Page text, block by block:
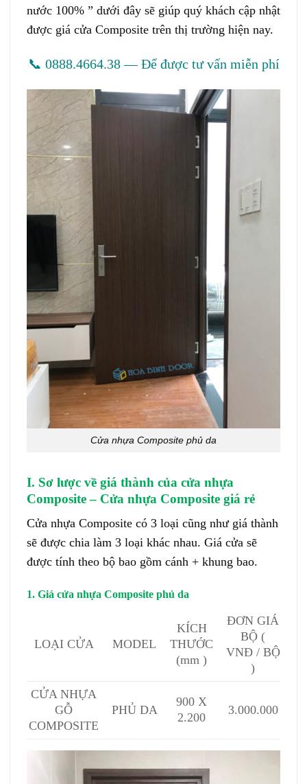
nước 100% ” dưới đây sẽ giúp quý khách cập nhật
được giá cửa Composite trên thị trường hiện nay.
📞 0888.4664.38 — Để được tư vấn miễn phí
Cửa nhựa Composite phủ da
I. Sơ lược về giá thành của cửa nhựa
Composite– Cửa nhựa Composite giá rẻ
Cửa nhựa Composite có 3 loại cũng như giá thành
sẽ được chia làm 3 loại khác nhau. Giá cửa sẽ
được tính theo bộ bao gồm cánh + khung bao.
1. Giá cửa nhựa Composite phủ da
LOẠI CỬA MODEL
KÍCH
THƯỚC
(mm )
ĐƠN GIÁ
BỘ (
VNĐ / BỘ
)
CỬA NHỰA
GỖ
COMPOSITE
PHỦ DA
900 X
2.200
3.000.000